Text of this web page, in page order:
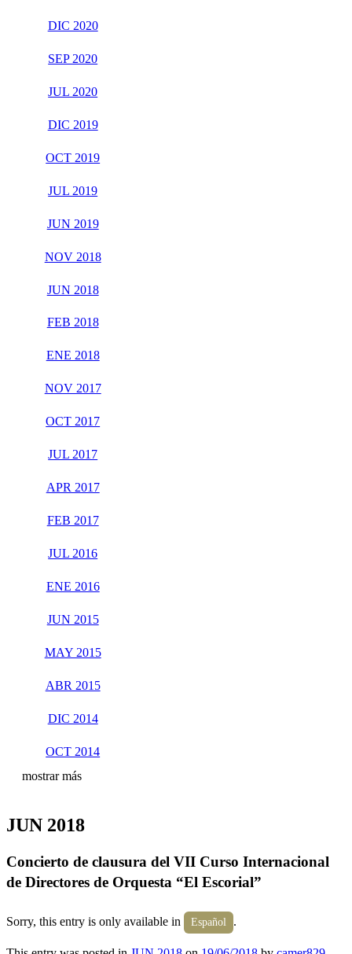
DIC 2020
SEP 2020
JUL 2020
DIC 2019
OCT 2019
JUL 2019
JUN 2019
NOV 2018
JUN 2018
FEB 2018
ENE 2018
NOV 2017
OCT 2017
JUL 2017
APR 2017
FEB 2017
JUL 2016
ENE 2016
JUN 2015
MAY 2015
ABR 2015
DIC 2014
OCT 2014
mostrar más
JUN 2018
Concierto de clausura del VII Curso Internacional
de Directores de Orquesta “El Escorial”
Sorry, this entry is only available in Español .